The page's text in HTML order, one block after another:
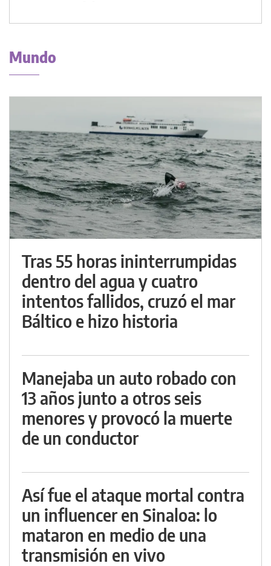
Mundo
Tras 55 horas ininterrumpidas
dentro del agua y cuatro
intentos fallidos, cruzó el mar
Báltico e hizo historia
Manejaba un auto robado con
13 años junto a otros seis
menores y provocó la muerte
de un conductor
Así fue el ataque mortal contra
un influencer en Sinaloa: lo
mataron en medio de una
transmisión en vivo